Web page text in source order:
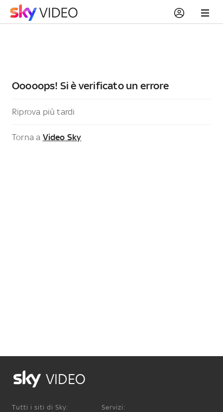
Ooooops! Si è verificato un errore
Riprova più tardi
Torna a Video Sky
VIDEO
Tutti i siti di Sky: Servizi: